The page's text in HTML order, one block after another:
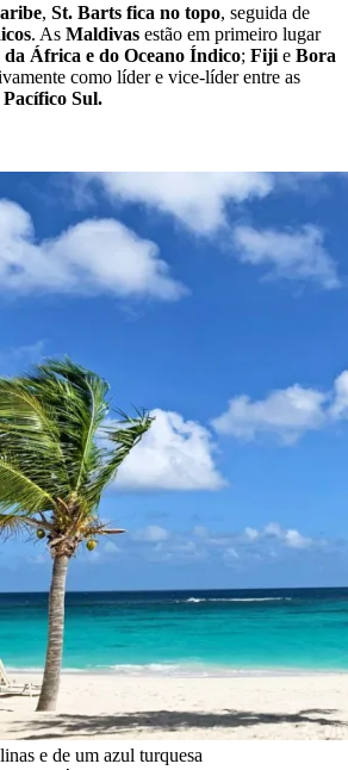
, St. Barts fica no topo, seguida de
. As Maldivas estão em primeiro lugar
da África e do Oceano Índico; Fiji e Bora
como líder e vice-líder entre as
Sul.
e de um azul turquesa